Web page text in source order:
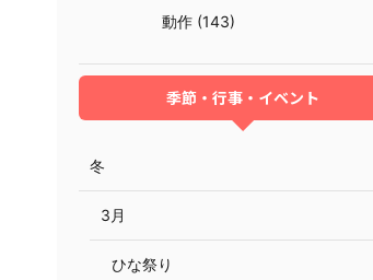
動作 (143)
季節・行事・イベント
冬
3月
ひな祭り